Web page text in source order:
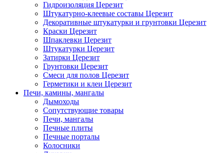
Гидроизоляция Церезит
Штукатурно-клеевые составы Церезит
Декоративные штукатурки и грунтовки Церезит
Краски Церезит
Шпаклевки Церезит
Штукатурки Церезит
Затирки Церезит
Грунтовки Церезит
Смеси для полов Церезит
Герметики и клеи Церезит
Печи, камины, мангалы
Дымоходы
Сопутствующие товары
Печи, мангалы
Печные плиты
Печные порталы
Колосники